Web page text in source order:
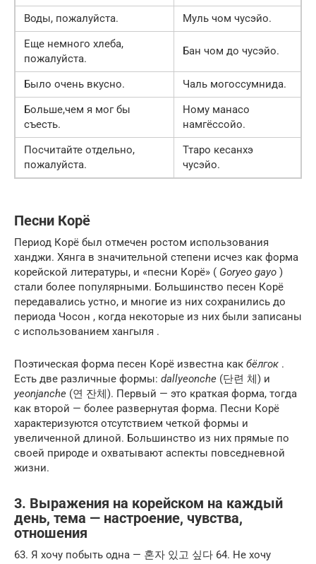
Воды, пожалуйста.
Муль чом чусэйо.
Еще немного хлеба,
пожалуйста.
Бан чом до чусэйо.
Было очень вкусно.
Чаль могоссумнида.
Больше,чем я мог бы
съесть.
Ному манасо
намгёссойо.
Посчитайте отдельно,
пожалуйста.
Ттаро кесанхэ
чусэйо.
Песни Корё
Период Корё был отмечен ростом использования
ханджи. Хянга в значительной степени исчез как форма
корейской литературы, и «песни Корё» ( Goryeo gayo )
стали более популярными. Большинство песен Корё
передавались устно, и многие из них сохранились до
периода Чосон , когда некоторые из них были записаны
с использованием хангыля .
Поэтическая форма песен Корё известна как бёлгок .
Есть две различные формы: dallyeonche (단련 체) и
yeonjanche (연 잔체). Первый — это краткая форма, тогда
как второй — более развернутая форма. Песни Корё
характеризуются отсутствием четкой формы и
увеличенной длиной. Большинство из них прямые по
своей природе и охватывают аспекты повседневной
жизни.
3. Выражения на корейском на каждый
день, тема — настроение, чувства,
отношения
63. Я хочу побыть одна — 혼자 있고 싶다 64. Не хочу